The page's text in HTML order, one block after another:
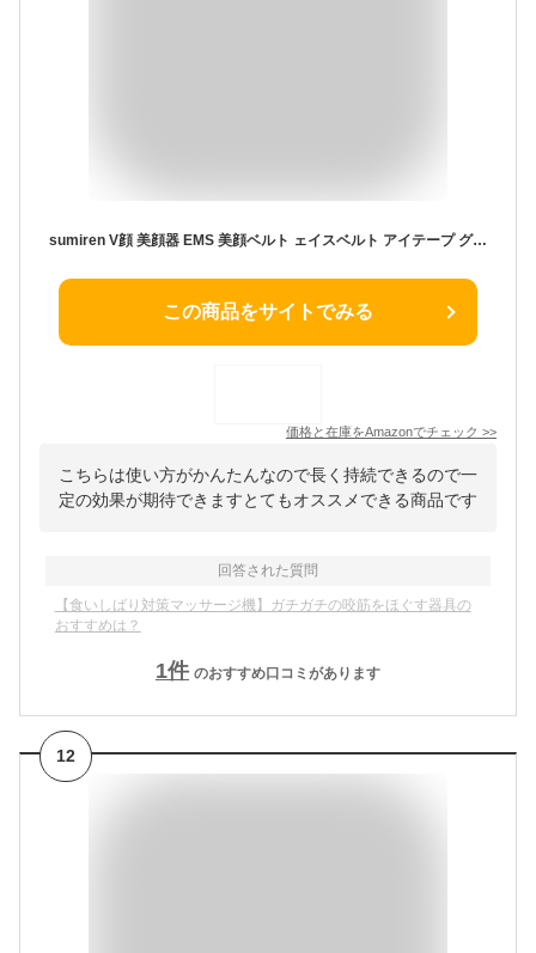
sumiren V顔 美顔器 EMS 美顔ベルト ェイスベルト アイテープ グッズ サウナマスク 2種類モード 10段階レベルト 自宅エステ V顔ベルト 男女兼用 USB充電式 高弾性 通気性 誕生日プレゼント 人気 取扱説明書付き
この商品をサイトでみる
価格と在庫をAmazonでチェック >>
こちらは使い方がかんたんなので長く持続できるので一
定の効果が期待できますとてもオススメできる商品です
回答された質問
【食いしばり対策マッサージ機】ガチガチの咬筋をほぐす器具の
おすすめは？
1件 のおすすめ口コミがあります
12